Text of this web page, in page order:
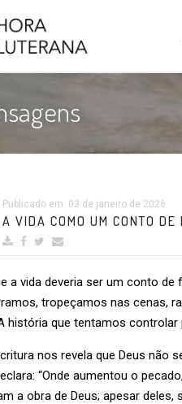
Publicado em: 03 de janeiro de 2026
A VIDA COMO UM CONTO DE
a vida deveria ser um conto
tropeçamos nas cenas,
história que tentamos
nos revela que Deus não
“Onde aumentou o
a obra de Deus; apesar